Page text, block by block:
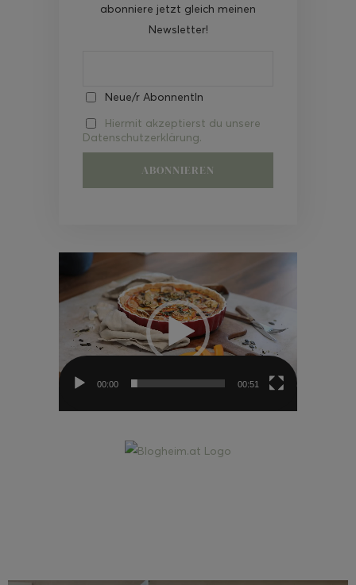
abonniere jetzt gleich meinen
Newsletter!
Neue/r AbonnentIn
Hiermit akzeptierst du unsere
Datenschutzerklärung.
Video-
00:00 00:51